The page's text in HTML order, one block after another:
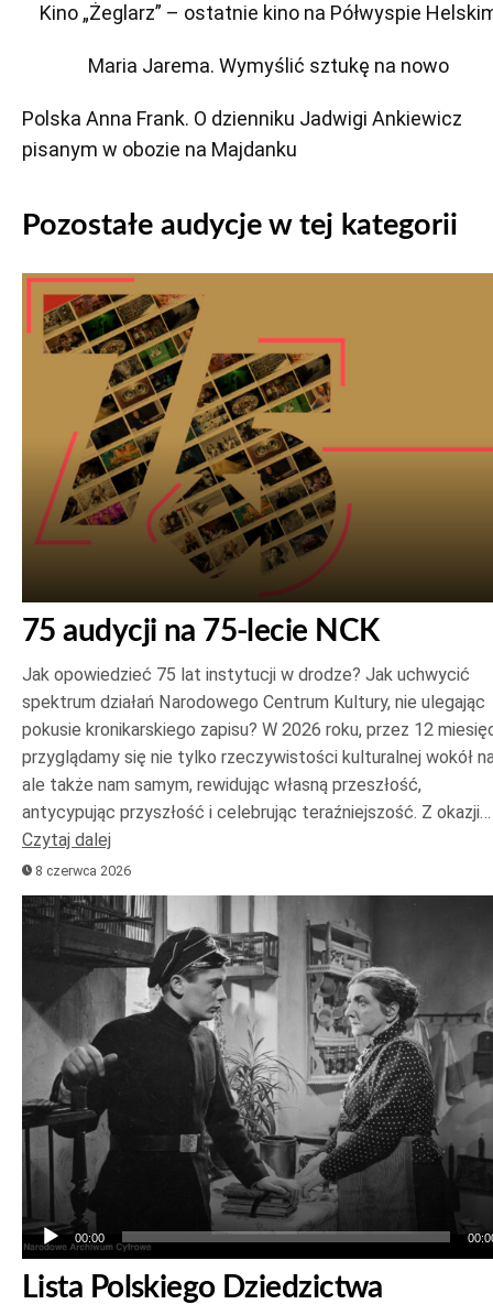
Kino „Żeglarz” – ostatnie kino na Półwyspie
Maria Jarema. Wymyślić sztukę na nowo
Polska Anna Frank. O dzienniku Jadwigi Ankiewicz
pisanym w obozie na Majdanku
Pozostałe audycje w tej kategorii
75 audycji na 75-lecie NCK
Jak opowiedzieć 75 lat instytucji w drodze? Jak uchwycić
spektrum działań Narodowego Centrum Kultury, nie ulegając
pokusie kronikarskiego zapisu? W 2026 roku, przez 12
przyglądamy się nie tylko rzeczywistości kulturalnej wokół
ale także nam samym, rewidując własną przeszłość,
antycypując przyszłość i celebrując teraźniejszość. Z okazji…
Czytaj dalej
8 czerwca 2026
Odtwarzacz
dźwiękowych
00:00
Lista Polskiego Dziedzictwa